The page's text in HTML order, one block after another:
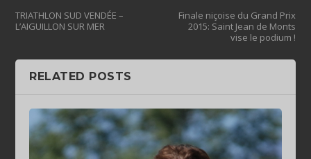
TRIATHLON SUD VENDÉE –
Finale niçoise du Grand Prix
2015: Saint Jean de Monts
vise le podium !
RELATED POSTS